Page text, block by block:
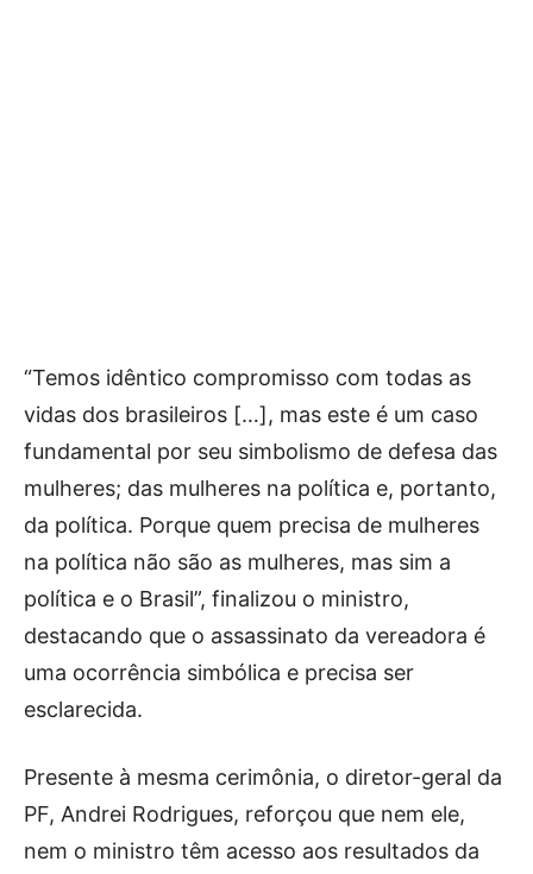
“Temos idêntico compromisso com todas as
vidas dos brasileiros […], mas este é um caso
fundamental por seu simbolismo de defesa das
mulheres; das mulheres na política e, portanto,
da política. Porque quem precisa de mulheres
na política não são as mulheres, mas sim a
política e o Brasil”, finalizou o ministro,
destacando que o assassinato da vereadora é
uma ocorrência simbólica e precisa ser
esclarecida.
Presente à mesma cerimônia, o diretor-geral da
PF, Andrei Rodrigues, reforçou que nem ele,
nem o ministro têm acesso aos resultados da